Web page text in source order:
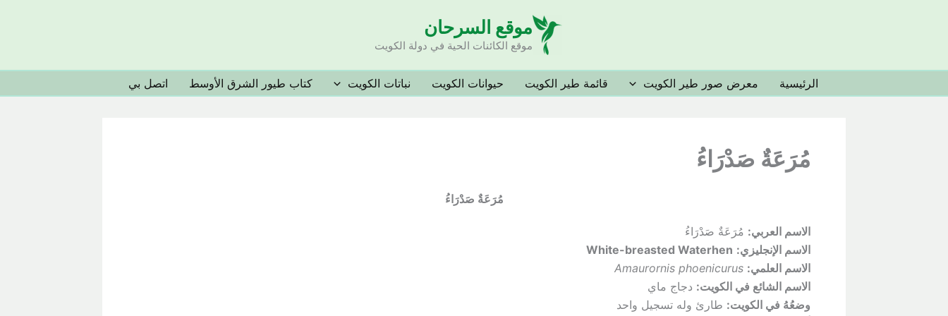
موقع السرحان
موقع الكائنات الحية في دولة الكويت
الرئيسية معرض صور طير الكويت قائمة طير الكويت حيوانات الكويت نباتات الكويت كتاب طيور الشرق الأوسط اتصل بي
مُرَعَةٌ صَدْرَاءُ
مُرَعَةٌ صَدْرَاءُ
الاسم العربي: مُرَعَةٌ صَدْرَاءُ
الاسم الإنجليزي: White-breasted Waterhen
الاسم العلمي: Amaurornis phoenicurus
الاسم الشائع في الكويت: دجاج ماي
وضعُهُ في الكويت: طارئ وله تسجيل واحد